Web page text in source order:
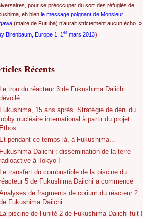
pour se préoccuper du sort des réfugiés de
eh bien le message poignant de Monsieur
(maire de Futuba) n’aurait strictement aucun écho. »
Birenbaum, Europe 1, 1er mars 2013)
Récents
Le trou du réacteur 3 de Fukushima Daiichi
Fukushima, 15 ans après. Stratégie de déni du
nucléaire international à partir du projet
Ethos
Et pendant ce temps-là, à Fukushima...
Fukushima Daiichi : dissémination de la terre
à Tokyo !
Le transfert du combustible de la piscine du
5 de Fukushima Daiichi a commencé
de fragments de corium du réacteur 2
Fukushima Daiichi
La piscine de l’unité 2 de Fukushima Daiichi fuit !